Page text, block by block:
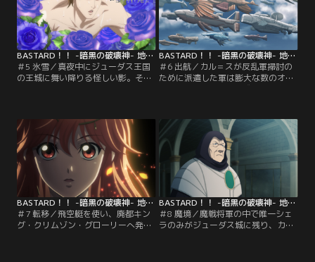
ヨーコも人々を護る側として戦場へ
と出る決意を固める。
が二人がかりで襲い掛かる！
BASTARD！！ -暗黒の破壊神- 地獄の鎮魂歌編 第05話
＃5 氷雪／真夜中にジューダス王国
の王城に舞い降りる怪しい影。それ
のシェラがいち早くその異変に気付
き対峙する。イングヴェイも駆けつ
け、激しい戦闘が繰り広げられる
中、ジューダス城に異変が起きる。
BASTARD！！ -暗黒の破壊神- 地獄の鎮魂歌編 第06話
＃6 出航／カル＝スが反乱軍掃討の
ために派遣した軍は膨大な数のオー
クやゴブリンたちで構成されてお
ーが現れ、たった一人で混成軍を壊
滅させる。武家屋敷に戻った侍軍団
は今後の作戦を話し合うが、ダー
ク・シュナイダーの破天荒な行動に
振り回されて…。
BASTARD！！ -暗黒の破壊神- 地獄の鎮魂歌編 第07話
＃7 転移／飛空艇を使い、廃都キン
グ・クリムゾン・グローリーへ発つ
BASTARD！！ -暗黒の破壊神- 地獄の鎮魂歌編 第08話
＃8 魔境／魔戦将軍の中で唯一シェ
ラのみがジューダス城に残り、カル